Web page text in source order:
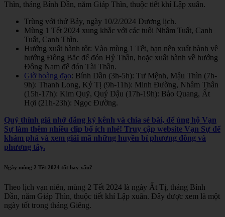
Thìn, tháng Bính Dần, năm Giáp Thìn, thuộc tiết khí Lập xuân.
Trùng với thứ Bảy, ngày 10/2/2024 Dương lịch.
Mùng 1 Tết 2024 xung khắc với các tuổi Nhâm Tuất, Canh
Tuất, Canh Thìn.
Hướng xuất hành tốt: Vào mùng 1 Tết, bạn nên xuất hành về
hướng Đông Bắc để đón Hỷ Thần, hoặc xuất hành về hướng
Đông Nam để đón Tài Thần.
Giờ hoàng đạo: Bính Dần (3h-5h): Tư Mệnh, Mậu Thìn (7h-
9h): Thanh Long, Kỷ Tị (9h-11h): Minh Đường, Nhâm Thân
(15h-17h): Kim Quỹ, Quý Dậu (17h-19h): Bảo Quang, Ất
Hợi (21h-23h): Ngọc Đường.
Quý thính giả nhớ đăng ký kênh và chia sẻ bài, để ủng hộ Vạn
Sự làm thêm nhiều clip bổ ích nhé! Truy cập website Vạn Sự để
khám phá và xem giải mã những huyền bí phương đông và
phương tây.
Ngày mùng 2 Tết 2024 tốt hay xấu?
Theo lịch vạn niên, mùng 2 Tết 2024 là ngày Ất Tị, tháng Bính
Dần, năm Giáp Thìn, thuộc tiết khí Lập xuân. Đây được xem là một
ngày tốt trong tháng Giêng.